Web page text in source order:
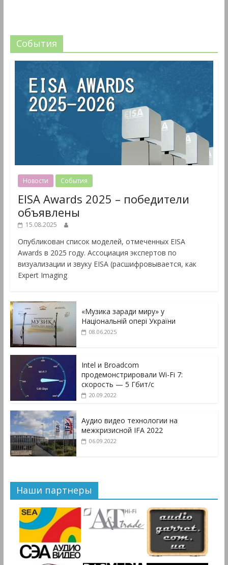
События
Новости События
EISA Awards 2025 – победители
объявлены
15.08.2025
Опубликован список моделей, отмеченных EISA
Awards в 2025 году. Ассоциация экспертов по
визуализации и звуку EISA (расшифровывается, как
Expert Imaging
«Музика заради миру» у
Національній опері України
08.06.2025
Intel и Broadcom
продемонстрировали Wi-Fi 7:
скорость — 5 Гбит/с
20.09.2022
Аудио видео технологии на
межкризисной IFA 2022
06.09.2022
Наши партнеры